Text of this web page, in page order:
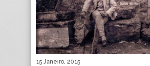
15 Janeiro, 2015